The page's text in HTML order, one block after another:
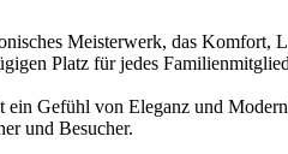
Meisterwerk, das
Platz für jedes
ein Gefühl von Eleganz und
und Besucher.